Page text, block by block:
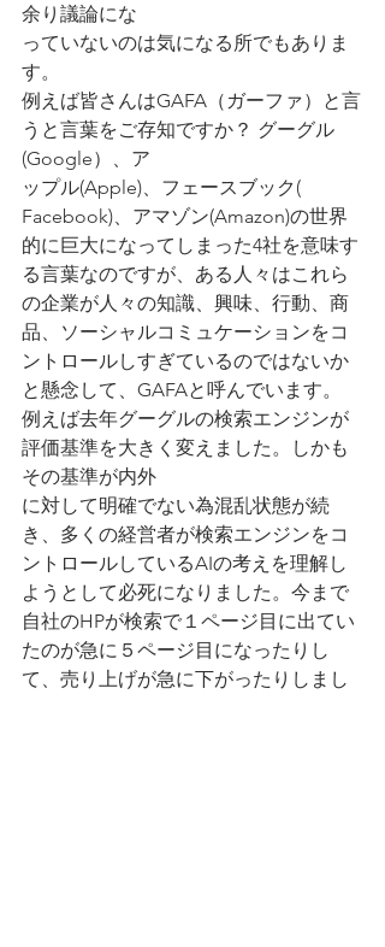
余り議論にな
っていないのは気になる所でもありま
す。
例えば皆さんはGAFA（ガーファ）と言
うと言葉をご存知ですか？ グーグル
(Google）、ア
ップル(Apple)、フェースブック(
Facebook)、アマゾン(Amazon)の世界
的に巨大になってしまった4社を意味す
る言葉なのですが、ある人々はこれら
の企業が人々の知識、興味、行動、商
品、ソーシャルコミュケーションをコ
ントロールしすぎているのではないか
と懸念して、GAFAと呼んでいます。
例えば去年グーグルの検索エンジンが
評価基準を大きく変えました。しかも
その基準が内外
に対して明確でない為混乱状態が続
き、多くの経営者が検索エンジンをコ
ントロールしているAIの考えを理解し
ようとして必死になりました。今まで
自社のHPが検索で１ページ目に出てい
たのが急に５ページ目になったりし
て、売り上げが急に下がったりしまし